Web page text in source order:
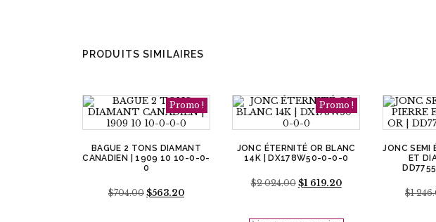
PRODUITS SIMILAIRES
Promo !
BAGUE 2 TONS DIAMANT
CANADIEN | 1909 10 10-0-0-
0
$704.00 Le
$563.20Le
Promo !
JONC ÉTERNITÉ OR BLANC
14K | DX178W50-0-0-0
$2 024.00 Le
$1 619.20Le
JONC SEMI
ET
$1